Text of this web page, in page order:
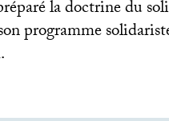
la doctrine du
programme